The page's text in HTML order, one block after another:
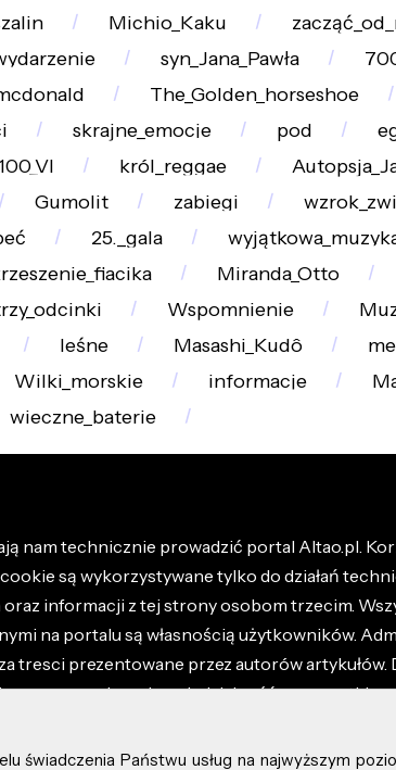
Michio_Kaku
syn_Jana_Pawła
The_Golden_horseshoe
skrajne_emocje pod
król_reggae
Gumolit zabiegi
25._gala
Miranda_Otto
Wspomnienie
leśne Masashi_Kudô
Wilki_morskie informacje
wieczne_baterie
nam technicznie prowadzić portal Altao.pl.
są wykorzystywane tylko do działań
informacji z tej strony osobom trzecim.
na portalu są własnością użytkowników.
tresci prezentowane przez autorów artykułów.
oraz ponosisz odpowiedzialność za wszystkie
świadczenia Państwu usług na najwyższym